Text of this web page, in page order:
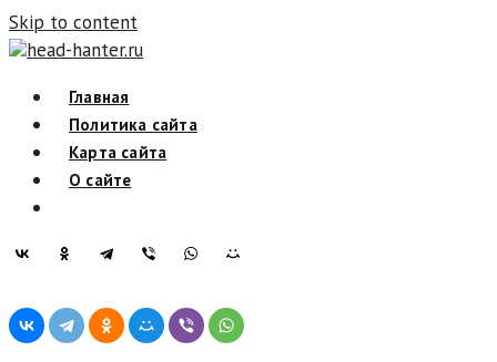
Skip to content
head-hanter.ru
Главная
Политика сайта
Карта сайта
О сайте